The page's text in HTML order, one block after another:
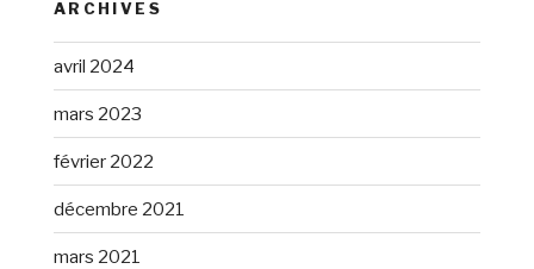
ARCHIVES
avril 2024
mars 2023
février 2022
décembre 2021
mars 2021